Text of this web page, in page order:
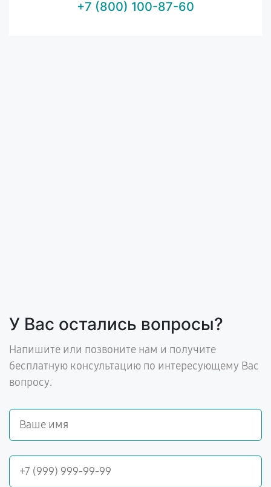
+7 (800) 100-87-60
У Вас остались вопросы?
Напишите или позвоните нам и получите
бесплатную консультацию по интересующему Вас
вопросу.